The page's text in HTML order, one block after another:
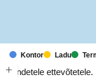
Kontor Ladu
Meil on kontorid ja
riigis. Me pakume ja
tuhandetele ettevõtetele.